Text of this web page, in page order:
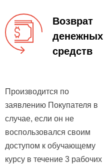
Возврат
денежных
средств
Производится по
заявлению Покупателя в
случае, если он не
воспользовался своим
доступом к обучающему
курсу в течение 3 рабочих